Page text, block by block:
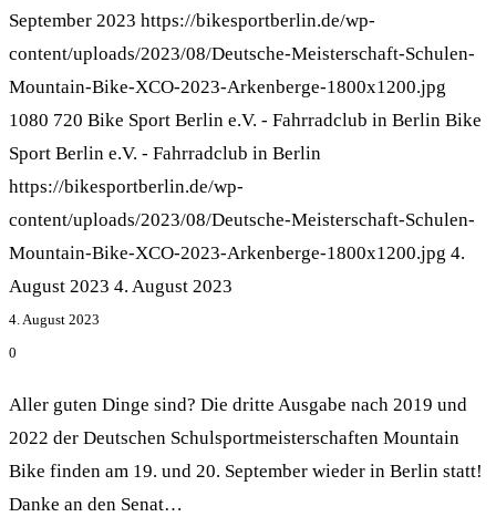
September 2023 https://bikesportberlin.de/wp-
content/uploads/2023/08/Deutsche-Meisterschaft-Schulen-
Mountain-Bike-XCO-2023-Arkenberge-1800x1200.jpg
1080 720 Bike Sport Berlin e.V. - Fahrradclub in Berlin Bike
Sport Berlin e.V. - Fahrradclub in Berlin
https://bikesportberlin.de/wp-
content/uploads/2023/08/Deutsche-Meisterschaft-Schulen-
Mountain-Bike-XCO-2023-Arkenberge-1800x1200.jpg 4.
August 2023 4. August 2023
4. August 2023
0
Aller guten Dinge sind? Die dritte Ausgabe nach 2019 und
2022 der Deutschen Schulsportmeisterschaften Mountain
Bike finden am 19. und 20. September wieder in Berlin statt!
Danke an den Senat…